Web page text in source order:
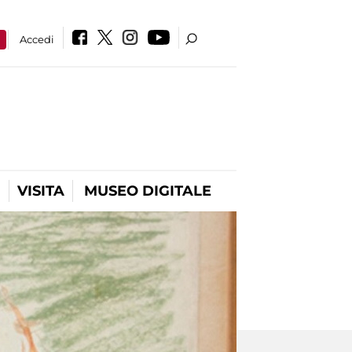
Accedi
VISITA MUSEO DIGITALE